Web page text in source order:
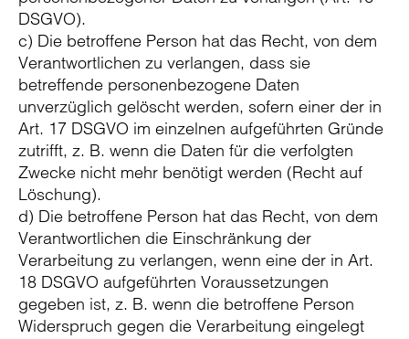
DSGVO).
c) Die betroffene Person hat das Recht, von dem
Verantwortlichen zu verlangen, dass sie
betreffende personenbezogene Daten
unverzüglich gelöscht werden, sofern einer der in
Art. 17 DSGVO im einzelnen aufgeführten Gründe
zutrifft, z. B. wenn die Daten für die verfolgten
Zwecke nicht mehr benötigt werden (Recht auf
Löschung).
d) Die betroffene Person hat das Recht, von dem
Verantwortlichen die Einschränkung der
Verarbeitung zu verlangen, wenn eine der in Art.
18 DSGVO aufgeführten Voraussetzungen
gegeben ist, z. B. wenn die betroffene Person
Widerspruch gegen die Verarbeitung eingelegt